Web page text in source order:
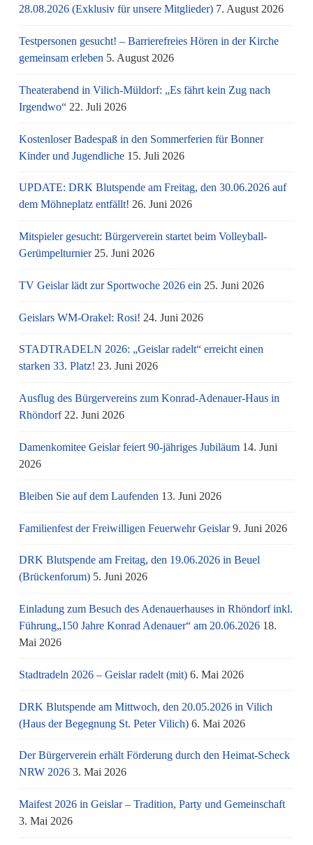
28.08.2026 (Exklusiv für unsere Mitglieder) 7. August 2026
Testpersonen gesucht! – Barrierefreies Hören in der Kirche
gemeinsam erleben 5. August 2026
Theaterabend in Vilich-Müldorf: „Es fährt kein Zug nach
Irgendwo“ 22. Juli 2026
Kostenloser Badespaß in den Sommerferien für Bonner
Kinder und Jugendliche 15. Juli 2026
UPDATE: DRK Blutspende am Freitag, den 30.06.2026 auf
dem Möhneplatz entfällt! 26. Juni 2026
Mitspieler gesucht: Bürgerverein startet beim Volleyball-
Gerümpelturnier 25. Juni 2026
TV Geislar lädt zur Sportwoche 2026 ein 25. Juni 2026
Geislars WM-Orakel: Rosi! 24. Juni 2026
STADTRADELN 2026: „Geislar radelt“ erreicht einen
starken 33. Platz! 23. Juni 2026
Ausflug des Bürgervereins zum Konrad-Adenauer-Haus in
Rhöndorf 22. Juni 2026
Damenkomitee Geislar feiert 90-jähriges Jubiläum 14. Juni
2026
Bleiben Sie auf dem Laufenden 13. Juni 2026
Familienfest der Freiwilligen Feuerwehr Geislar 9. Juni 2026
DRK Blutspende am Freitag, den 19.06.2026 in Beuel
(Brückenforum) 5. Juni 2026
Einladung zum Besuch des Adenauerhauses in Rhöndorf inkl.
Führung„150 Jahre Konrad Adenauer“ am 20.06.2026 18.
Mai 2026
Stadtradeln 2026 – Geislar radelt (mit) 6. Mai 2026
DRK Blutspende am Mittwoch, den 20.05.2026 in Vilich
(Haus der Begegnung St. Peter Vilich) 6. Mai 2026
Der Bürgerverein erhält Förderung durch den Heimat-Scheck
NRW 2026 3. Mai 2026
Maifest 2026 in Geislar – Tradition, Party und Gemeinschaft
3. Mai 2026